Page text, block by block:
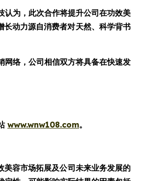
认为，此次合作将提升公司在功效美
动力源自消费者对天然、科学背书
网络，公司相信双方将具备在快速发
www.wnw108.com。
容市场拓展及公司未来业务发展的